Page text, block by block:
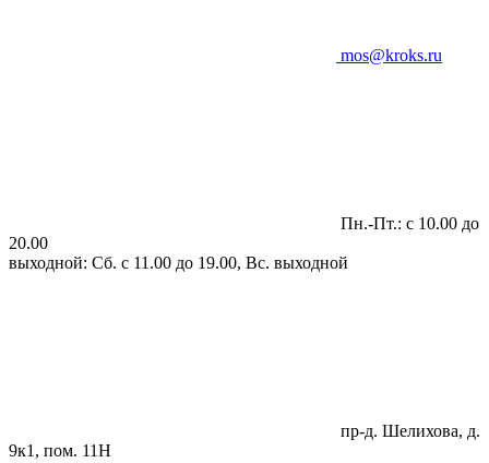
mos@kroks.ru
Пн.-Пт.: с 10.00 до
20.00
выходной: Сб. с 11.00 до 19.00, Вс. выходной
пр-д. Шелихова, д.
9к1, пом. 11Н